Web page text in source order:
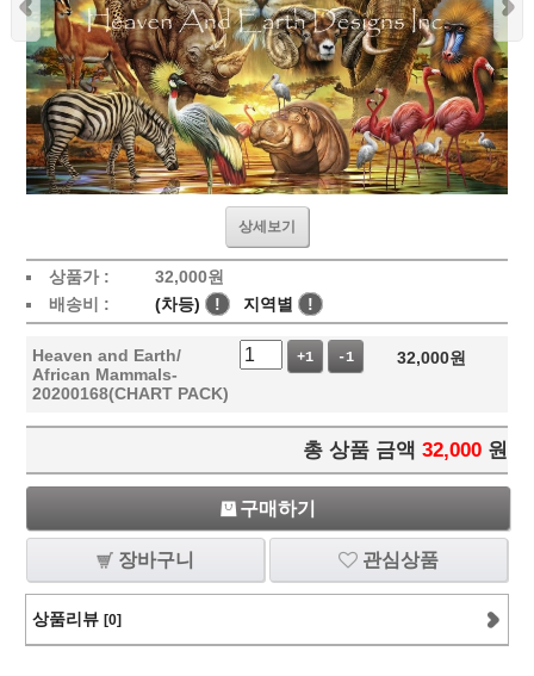
상세보기
상품가 : 32,000원
배송비 :
(차등) ! 지역별 !
Heaven and Earth/
African Mammals-
20200168(CHART PACK)
+1 -1 32,000원
총 상품 금액 32,000 원
구매하기
장바구니 관심상품
상품리뷰 [0]